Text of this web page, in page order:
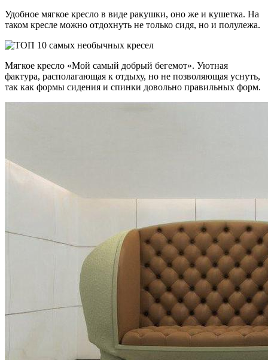
Удобное мягкое кресло в виде ракушки, оно же и кушетка. На
таком кресле можно отдохнуть не только сидя, но и полулежа.
Мягкое кресло «Мой самый добрый бегемот». Уютная
фактура, располагающая к отдыху, но не позволяющая уснуть,
так как формы сидения и спинки довольно правильных форм.